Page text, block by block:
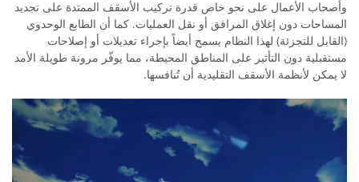
وأصحاب الأعمال على نحو خاص قدرة تركيب الأسقف الممتدة على تجديد
المساحات دون إغلاق المرافق أو نقل العمليات. كما أن الطابع الوحدوي
(القابل للتجزئة) لهذا النظام يسمح أيضاً بإجراء تعديلات أو إصلاحات
مستقبلية دون التأثير على المناطق المحيطة، مما يوفّر مرونة طويلة الأمد
لا يمكن لأنظمة الأسقف التقليدية أن تُنافسها.